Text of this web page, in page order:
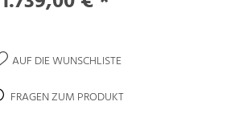
AUF DIE WUNSCHLISTE
FRAGEN ZUM PRODUKT